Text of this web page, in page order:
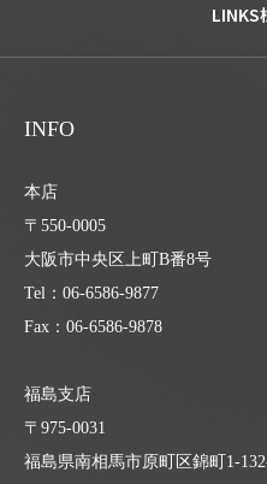
LINKS
INFO
本店
〒550-0005
大阪市中央区上町B番8号
Tel：06-6586-9877
Fax：06-6586-9878
福島支店
〒975-0031
福島県南相馬市原町区錦町1-